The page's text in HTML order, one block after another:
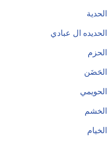
الحدية
الحديده ال عبادي
الحزم
الحَضَن
الحويمي
الخشم
الخيام